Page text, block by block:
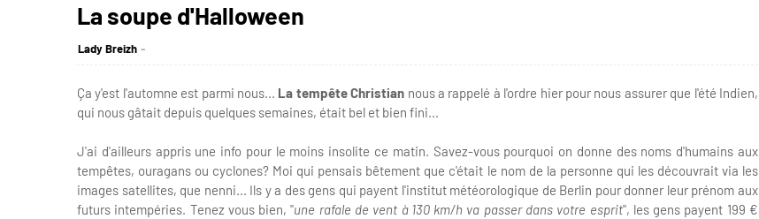
La soupe d'Halloween
Lady Breizh
Ça y'est l'automne est parmi nous... La tempête Christian nous a rappelé à l'ordre hier pour nous assurer que l'été Indien,
qui nous gâtait depuis quelques semaines, était bel et bien fini...
J'ai d'ailleurs appris une info pour le moins insolite ce matin. Savez-vous pourquoi on donne des noms d'humains aux
tempêtes, ouragans ou cyclones? Moi qui pensais bêtement que c'était le nom de la personne qui les découvrait via les
images satellites, que nenni... Ils y a des gens qui payent l'institut météorologique de Berlin pour donner leur prénom aux
futurs intempéries. Tenez vous bien, "une rafale de vent à 130 km/h va passer dans votre esprit", les gens payent 199 €